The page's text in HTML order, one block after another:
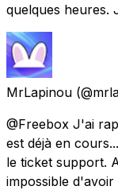
quelques heures.
MrLapinou
@Freebox J'ai
est déjà en
le ticket support.
impossible